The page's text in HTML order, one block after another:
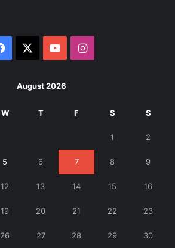
Facebook YouTubeInstagram
August 2026
W T F S S
1 2
5 6 7 8 9
12 13 14 15 16
19 20 21 22 23
26 27 28 29 30